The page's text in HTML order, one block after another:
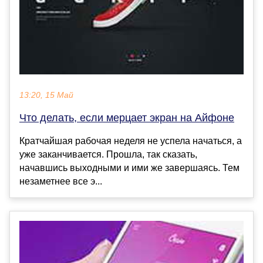
13:20, 15 Май
Что делать, если мерцает экран на Айфоне
Кратчайшая рабочая неделя не успела начаться, а
уже заканчивается. Прошла, так сказать,
начавшись выходными и ими же завершаясь. Тем
незаметнее все э...